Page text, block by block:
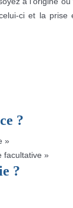
ci et la
?
»
facultative »
?